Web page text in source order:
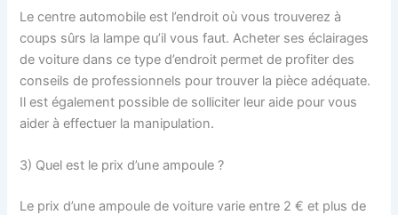
Le centre automobile est l’endroit où vous trouverez à
coups sûrs la lampe qu’il vous faut. Acheter ses éclairages
de voiture dans ce type d’endroit permet de profiter des
conseils de professionnels pour trouver la pièce adéquate.
Il est également possible de solliciter leur aide pour vous
aider à effectuer la manipulation.
3) Quel est le prix d’une ampoule ?
Le prix d’une ampoule de voiture varie entre 2 € et plus de